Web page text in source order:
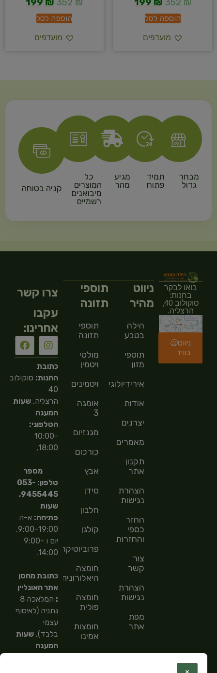
הוספה לסל
מועדפים
הוספה לסל
מועדפים
מבחר
גדול
תמיד
פתוח
מגיע
מהר
כל
המוצרים
מיבואנים
רשמיים
קניה בטוחה
בואו לבקר
בחנות:
סוקולוב 40,
הרצליה.
ניווט
בוויז
ניווט
מהיר
הילה
בטבע
תוספי
מזון
אירידיולוגיה
אודות
יצרנים
מאמרים
תקנון
אתר
הצהרת
נגישות
החזר
כספי
והחזרות
צור
קשר
הצהרת
נגישות
מפת
אתר
תוספי
תזונה
תוספי
תזונה
מולטי
ויטמין
ויטמינים
אומגה
3
מגנזיום
כורכום
אבץ
סידן
חלבון
קולגן
פרוביוטיקה
חומצה
היאלורונית
חומצה
פולית
חומצות
אמינו
חומצות
צרו קשר
עקבו
אחרינו:
כתובת
החנות: סוקולוב
40
הרצליה,שעות
המענה
הטלפוני:
10:00-
18:00,
מספר
טלפון: 053-
9455445,
שעות
פתיחה: א-ה
9:00-19:00,
יום ו 9:00-
14:00.
כתובת מחסן
אתר האונליין
:
המלאכה 8
נתניה (לאיסוף
עצמי
בלבד),שעות
המענה